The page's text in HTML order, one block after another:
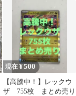
現在 ¥500
【高騰中！】レックウ
ザ 755枚 まとめ売り